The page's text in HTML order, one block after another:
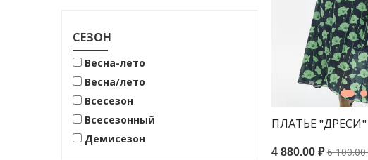
мята
оливковый
песочный
розовый
салатовый
серый
СЕЗОН
Весна-лето
Весна/лето
Всесезон
Всесезонный
Демисезон
ПЛАТЬЕ
4 880.00 ₽6 100.00